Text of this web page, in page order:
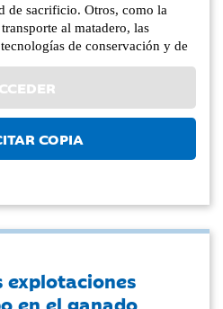
de sacrificio. Otros, como la
al matadero, las
de conservación y de
COPIA
explotaciones